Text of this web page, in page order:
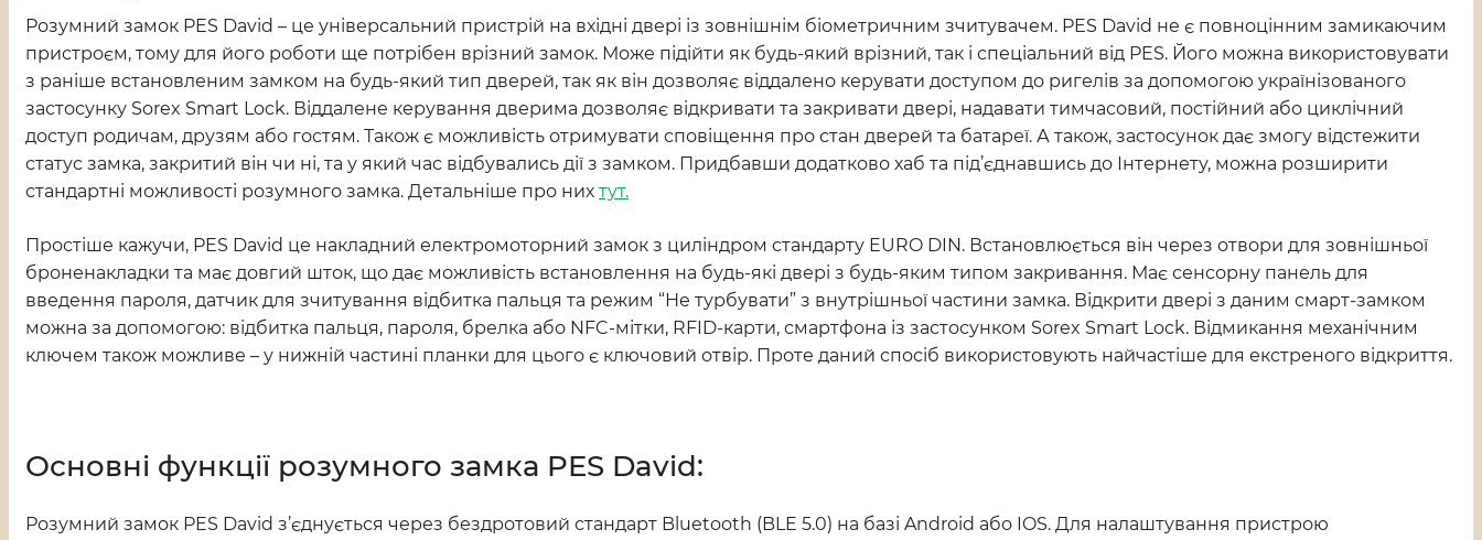
Розумний замок PES David – це універсальний пристрій на вхідні двері із зовнішнім біометричним зчитувачем. PES David не є повноцінним замикаючим
пристроєм, тому для його роботи ще потрібен врізний замок. Може підійти як будь-який врізний, так і спеціальний від PES. Його можна використовувати
з раніше встановленим замком на будь-який тип дверей, так як він дозволяє віддалено керувати доступом до ригелів за допомогою українізованого
застосунку Sorex Smart Lock. Віддалене керування дверима дозволяє відкривати та закривати двері, надавати тимчасовий, постійний або циклічний
доступ родичам, друзям або гостям. Також є можливість отримувати сповіщення про стан дверей та батареї. А також, застосунок дає змогу відстежити
статус замка, закритий він чи ні, та у який час відбувались дії з замком. Придбавши додатково хаб та під’єднавшись до Інтернету, можна розширити
стандартні можливості розумного замка. Детальніше про них тут.
Простіше кажучи, PES David це накладний електромоторний замок з циліндром стандарту EURO DIN. Встановлюється він через отвори для зовнішньої
броненакладки та має довгий шток, що дає можливість встановлення на будь-які двері з будь-яким типом закривання. Має сенсорну панель для
введення пароля, датчик для зчитування відбитка пальця та режим “Не турбувати” з внутрішньої частини замка. Відкрити двері з даним смарт-замком
можна за допомогою: відбитка пальця, пароля, брелка або NFC-мітки, RFID-карти, смартфона із застосунком Sorex Smart Lock. Відмикання механічним
ключем також можливе – у нижній частині планки для цього є ключовий отвір. Проте даний спосіб використовують найчастіше для екстреного відкриття.
Основні функції розумного замка PES David:
Розумний замок PES David з’єднується через бездротовий стандарт Bluetooth (BLE 5.0) на базі Android або IOS. Для налаштування пристрою